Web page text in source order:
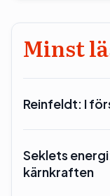
Minst
Reinfeldt: I
Seklets
kärnkraften